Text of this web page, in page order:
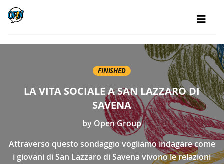
FINISHED
LA VITA SOCIALE A SAN LAZZARO DI
SAVENA
by Open Group
Attraverso questo sondaggio vogliamo indagare come
i giovani di San Lazzaro di Savena vivono le relazioni